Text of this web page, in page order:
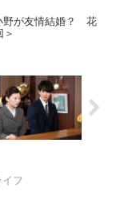
野が友情結婚？ 花
＞
フ